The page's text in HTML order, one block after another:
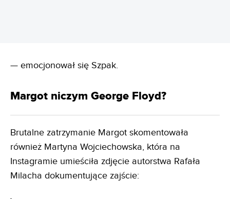
— emocjonował się Szpak.
Margot niczym George Floyd?
Brutalne zatrzymanie Margot skomentowała
również Martyna Wojciechowska, która na
Instagramie umieściła zdjęcie autorstwa Rafała
Milacha dokumentujące zajście: